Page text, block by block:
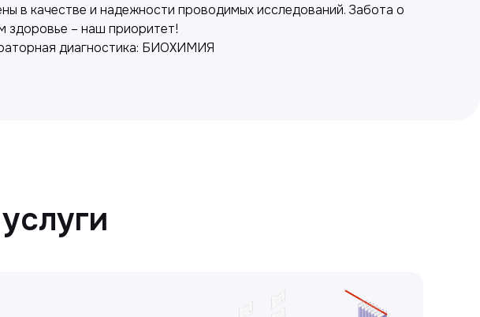
в качестве и надежности проводимых исследований. Забота о
здоровье – наш приоритет!
диагностика: БИОХИМИЯ